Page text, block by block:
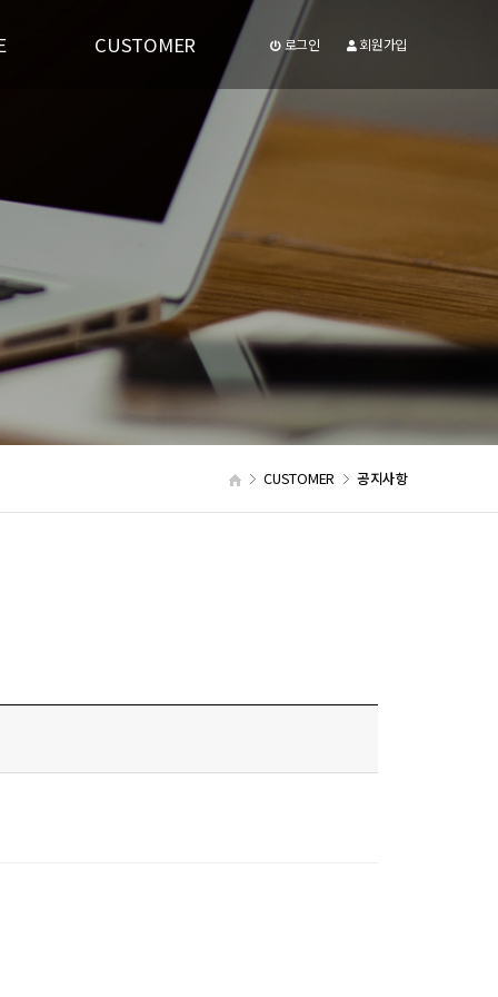
CUSTOMER 로그인 회원가입
CUSTOMER 공지사항